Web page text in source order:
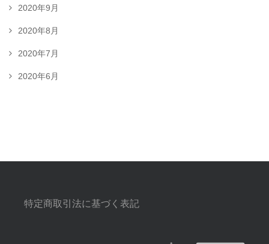
2020年9月
2020年8月
2020年7月
2020年6月
特定商取引法に基づく表記